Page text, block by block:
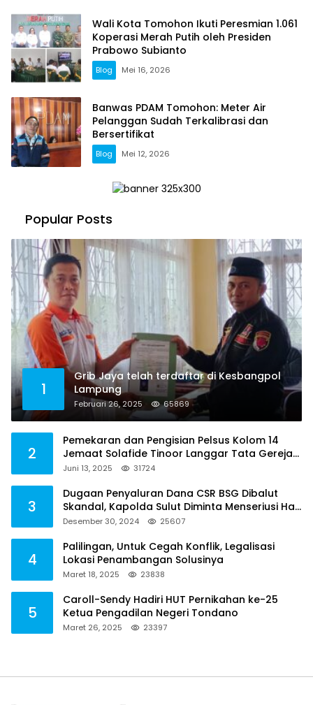
Wali Kota Tomohon Ikuti Peresmian 1.061
Koperasi Merah Putih oleh Presiden
Prabowo Subianto
Blog Mei 16, 2026
Banwas PDAM Tomohon: Meter Air
Pelanggan Sudah Terkalibrasi dan
Bersertifikat
Blog Mei 12, 2026
Popular Posts
1
Grib Jaya telah terdaftar di Kesbangpol
Lampung
Februari 26, 2025 65869
2
Pemekaran dan Pengisian Pelsus Kolom 14
Jemaat Solafide Tinoor Langgar Tata Gereja
2021, Toreh : Ini Perbuatan Melawan Hukum
Juni 13, 2025 31724
3
Dugaan Penyaluran Dana CSR BSG Dibalut
Skandal, Kapolda Sulut Diminta Menseriusi Hal
ini
Desember 30, 2024 25607
4
Palilingan, Untuk Cegah Konflik, Legalisasi
Lokasi Penambangan Solusinya
Maret 18, 2025 23838
5
Caroll-Sendy Hadiri HUT Pernikahan ke-25
Ketua Pengadilan Negeri Tondano
Maret 26, 2025 23397